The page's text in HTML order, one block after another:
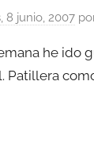
8 junio, 2007
he ido
Patillera